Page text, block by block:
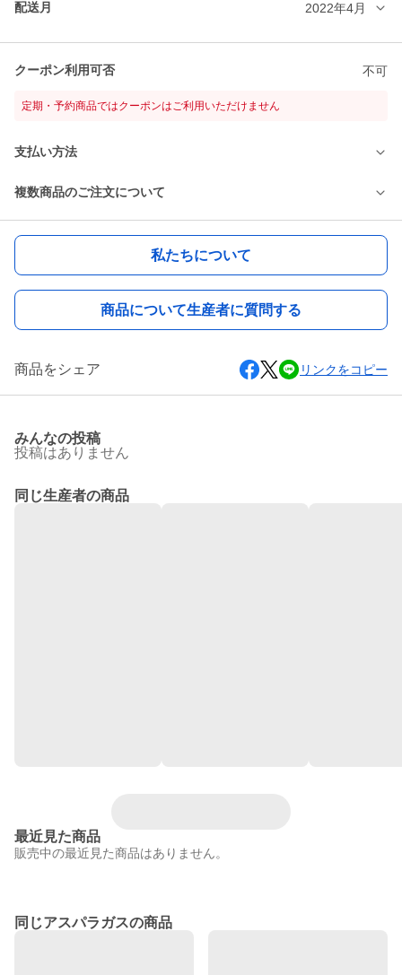
配送月 2022年4月
クーポン利用可否 不可
定期・予約商品ではクーポンはご利用いただけません
支払い方法
複数商品のご注文について
私たちについて
商品について生産者に質問する
商品をシェア リンクをコピー
みんなの投稿
投稿はありません
同じ生産者の商品
最近見た商品
販売中の最近見た商品はありません。
同じアスパラガスの商品